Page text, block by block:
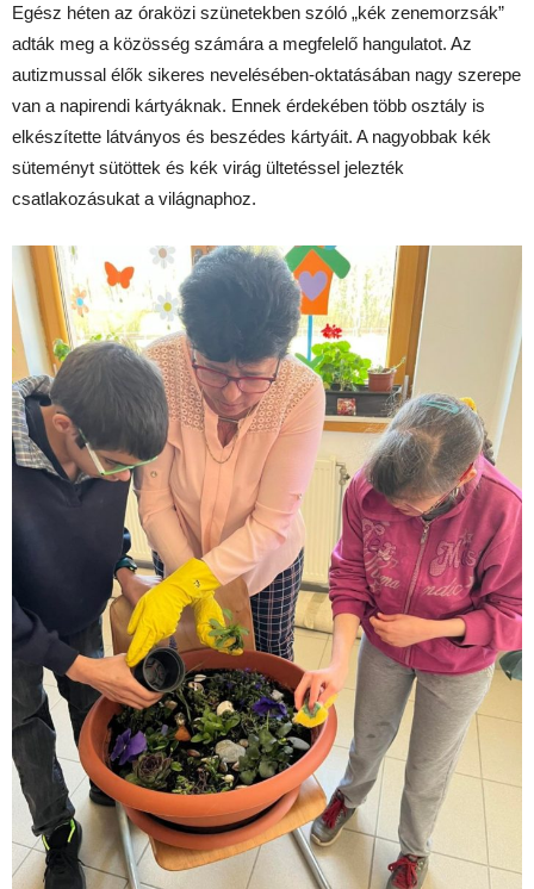
Egész héten az óraközi szünetekben szóló „kék zenemorzsák”
adták meg a közösség számára a megfelelő hangulatot. Az
autizmussal élők sikeres nevelésében-oktatásában nagy szerepe
van a napirendi kártyáknak. Ennek érdekében több osztály is
elkészítette látványos és beszédes kártyáit. A nagyobbak kék
süteményt sütöttek és kék virág ültetéssel jelezték
csatlakozásukat a világnaphoz.